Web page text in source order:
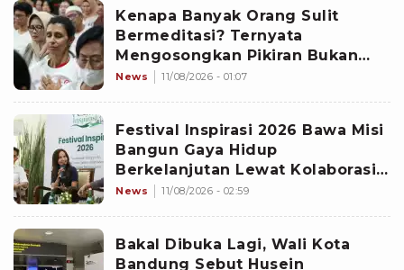
Kenapa Banyak Orang Sulit
Bermeditasi? Ternyata
Mengosongkan Pikiran Bukan
Satu-satunya Cara
News 11/08/2026 - 01:07
Festival Inspirasi 2026 Bawa Misi
Bangun Gaya Hidup
Berkelanjutan Lewat Kolaborasi
Lintas Sektor
News 11/08/2026 - 02:59
Bakal Dibuka Lagi, Wali Kota
Bandung Sebut Husein